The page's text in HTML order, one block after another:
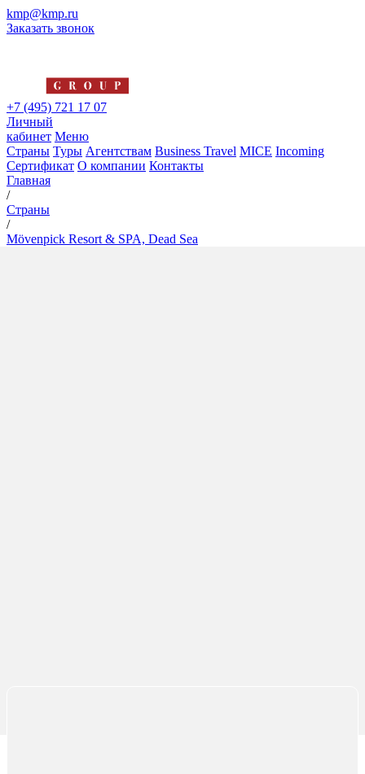
kmp@kmp.ru
Заказать звонок
+7 (495) 721 17 07
Личный
кабинет Меню
Страны Туры Агентствам Business Travel MICE Incoming
Сертификат О компании Контакты
Главная
/
Страны
/
Mövenpick Resort & SPA, Dead Sea